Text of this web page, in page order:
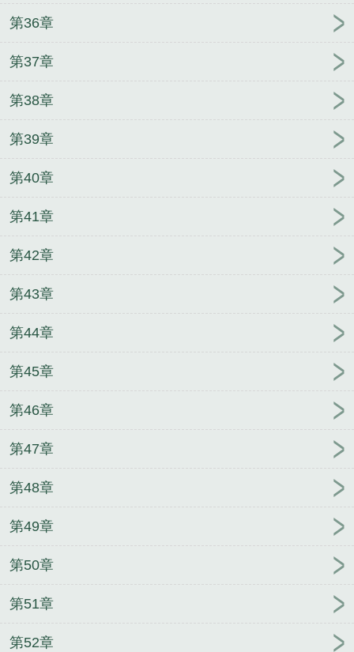
第36章
第37章
第38章
第39章
第40章
第41章
第42章
第43章
第44章
第45章
第46章
第47章
第48章
第49章
第50章
第51章
第52章